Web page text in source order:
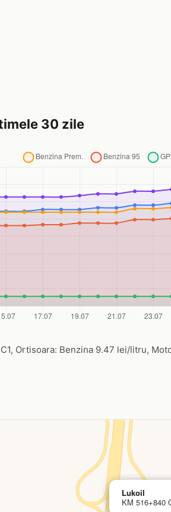
30 zile
Ortisoara: Benzina 9.47 lei/litru,
Lukoil
KM 516+840